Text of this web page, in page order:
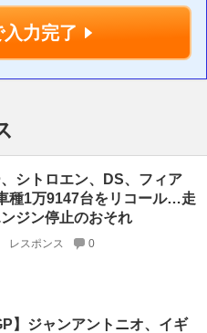
入力完了
シトロエン、DS、フィア
種1万9147台をリコール…走
ジン停止のおそれ
レスポンス 0
】ジャンアントニオ、イギ